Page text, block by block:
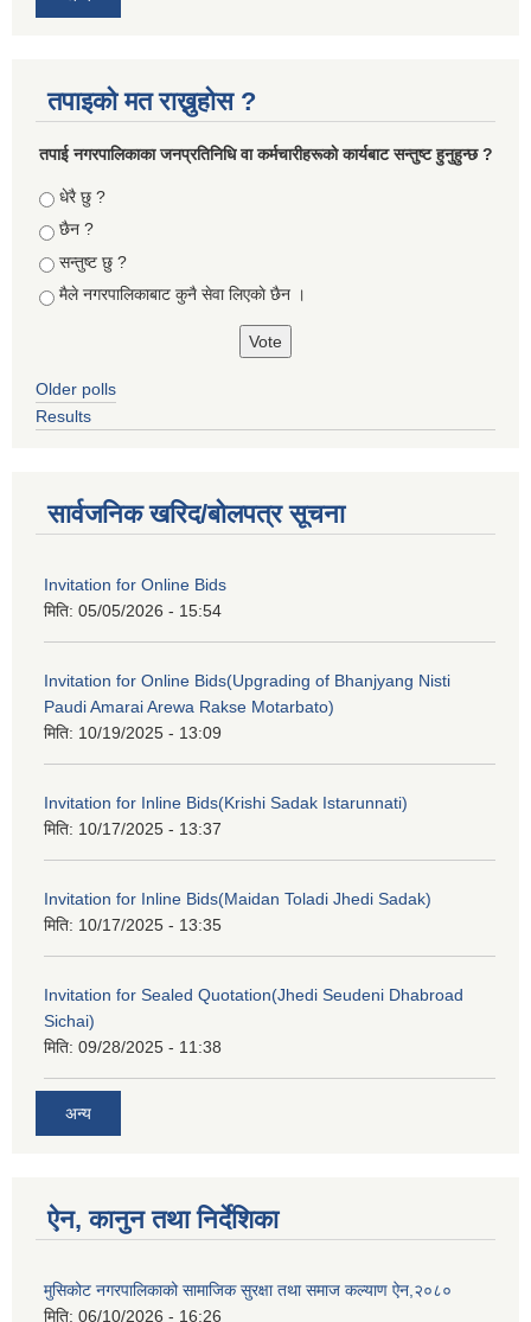
तपाइको मत राख्नुहोस ?
तपा‌ई नगरपालिकाका जनप्रतिनिधि वा कर्मचारीहरूकाे कार्यबाट सन्तुष्ट हुनुहुन्छ ?
Choices
धेरै छु ?
छैन ?
सन्तुष्ट छु ?
मैले नगरपालिकाबाट कुनै सेवा लिएकाे छैन ।
Older polls
Results
सार्वजनिक खरिद/बोलपत्र सूचना
Invitation for Online Bids
मिति: 05/05/2026 - 15:54
Invitation for Online Bids(Upgrading of Bhanjyang Nisti
Paudi Amarai Arewa Rakse Motarbato)
मिति: 10/19/2025 - 13:09
Invitation for Inline Bids(Krishi Sadak Istarunnati)
मिति: 10/17/2025 - 13:37
Invitation for Inline Bids(Maidan Toladi Jhedi Sadak)
मिति: 10/17/2025 - 13:35
Invitation for Sealed Quotation(Jhedi Seudeni Dhabroad
Sichai)
मिति: 09/28/2025 - 11:38
अन्य
ऐन, कानुन तथा निर्देशिका
मुसिकोट नगरपालिकाको सामाजिक सुरक्षा तथा समाज कल्याण ऐन,२०८०
मिति: 06/10/2026 - 16:26